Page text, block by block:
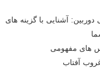
آشنایی با گزینه های
های مفهومی
آفتاب